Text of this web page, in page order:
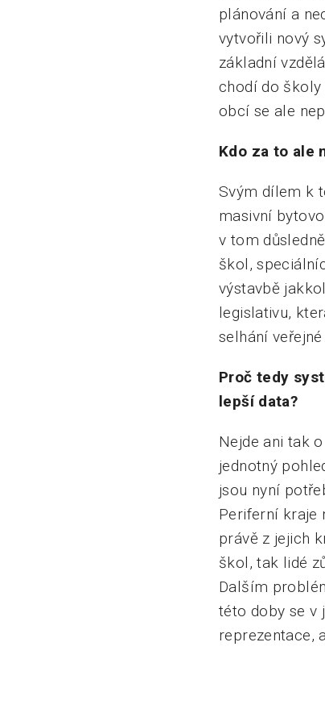
plánování a
vytvořili nový
základní
chodí do
obcí se ale
Kdo za to ale
Svým dílem k
masivní
v tom
škol,
výstavbě
legislativu,
selhání
Proč tedy
lepší data?
Nejde ani tak
jednotný
jsou nyní
Periferní kraje
právě z jejich
škol, tak lidé
Dalším
této doby se v
reprezentace,